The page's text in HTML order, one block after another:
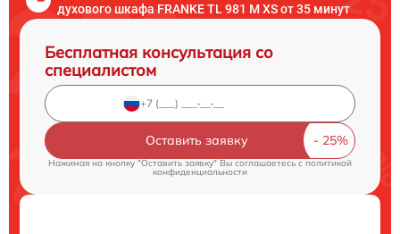
духового шкафа FRANKE TL 981 M XS от 35 минут
Бесплатная консультация со
специалистом
Оставить заявку
Нажимая на кнопку "Оставить заявку" Вы соглашаетесь cполитикой
конфиденциальности